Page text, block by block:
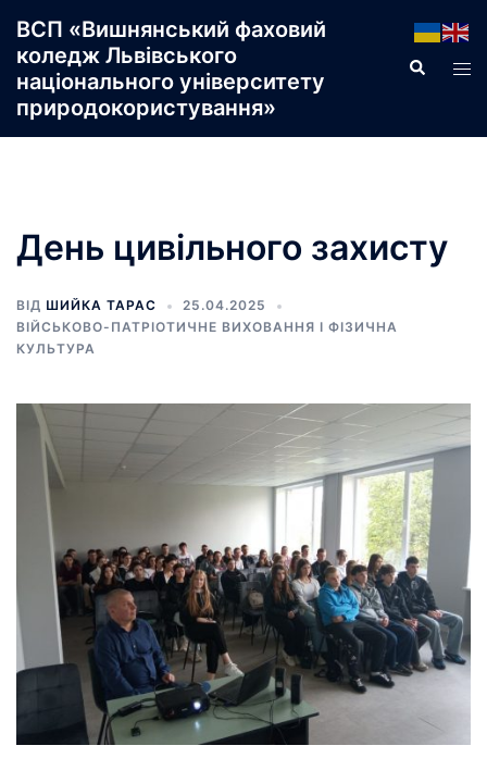
до
вмісту
ВСП «Вишнянський фаховий
коледж Львівського
національного університету
природокористування»
Пошук
День цивільного захисту
ВІД ШИЙКА ТАРАС
25.04.2025
ВІЙСЬКОВО-ПАТРІОТИЧНЕ ВИХОВАННЯ І ФІЗИЧНА
КУЛЬТУРА